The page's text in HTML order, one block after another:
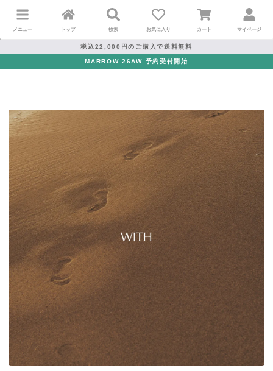
メニュー トップ 検索 お気に入り カート マイページ
税込22,000円のご購入で送料無料
MARROW 26AW 予約受付開始